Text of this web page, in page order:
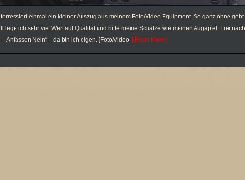
einmal ein kleiner Auszug aus meinem Foto/Video Equipment. So ganz ohne geht
lege ich sehr viel Wert auf Qualität und hüte meine Schätze wie meinen Augapfel. Frei nach
Anfassen Nein“ – da bin ich eigen. {Foto/Video [ Read More ]